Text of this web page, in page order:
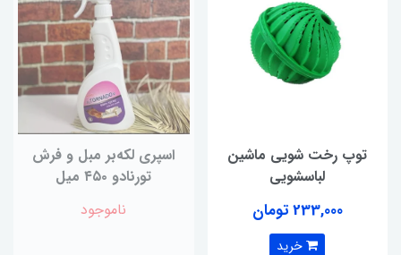
توپ رخت شویی ماشین
لباسشویی
233,000 تومان
خرید
اسپری لکه‌بر مبل و فرش
تورنادو ۴۵۰ میل
ناموجود